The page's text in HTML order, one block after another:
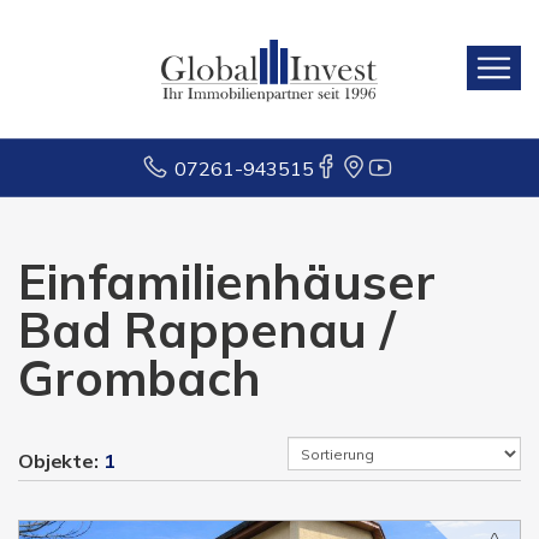
07261-943515
Einfamilienhäuser
Bad Rappenau /
Grombach
Objekte: 1